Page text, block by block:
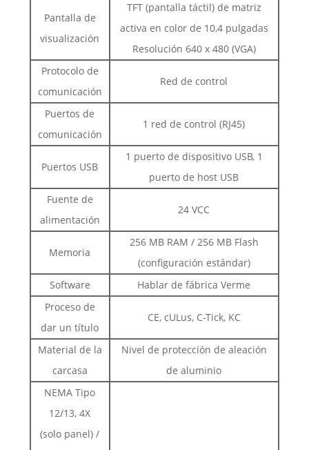
Pantalla de
visualización
TFT (pantalla táctil) de matriz
activa en color de 10,4 pulgadas
Resolución 640 x 480 (VGA)
Protocolo de
comunicación
Red de control
Puertos de
comunicación
1 red de control (RJ45)
Puertos USB
1 puerto de dispositivo USB, 1
puerto de host USB
Fuente de
alimentación
24 VCC
Memoria
256 MB RAM / 256 MB Flash
(configuración estándar)
Software
Hablar de fábrica Verme
Proceso de
dar un título
CE, cULus, C-Tick, KC
Material de la
carcasa
Nivel de protección de aleación
de aluminio
NEMA Tipo
12/13, 4X
(solo panel) /